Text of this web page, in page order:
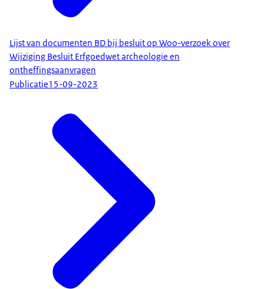
Lijst van documenten BD bij besluit op Woo-verzoek over
Wijziging Besluit Erfgoedwet archeologie en
ontheffingsaanvragen
Publicatie15-09-2023